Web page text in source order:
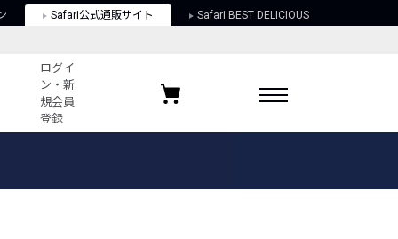
Safari公式通販サイト Safari BEST DELICIOUS
ログイ
ン・新
規会員
登録
お気に入りブランド